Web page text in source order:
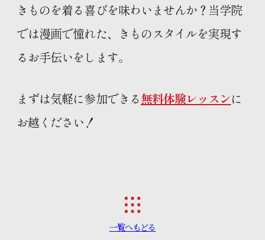
きものを着る喜びを味わいませんか？当学院
では漫画で憧れた、きものスタイルを実現す
るお手伝いをします。
まずは気軽に参加できる無料体験レッスンに
お越ください！
一覧へもどる